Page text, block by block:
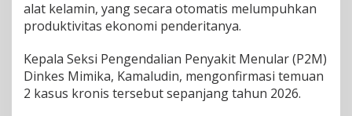
alat kelamin, yang secara otomatis melumpuhkan
produktivitas ekonomi penderitanya.
​Kepala Seksi Pengendalian Penyakit Menular (P2M)
Dinkes Mimika, Kamaludin, mengonfirmasi temuan
2 kasus kronis tersebut sepanjang tahun 2026.